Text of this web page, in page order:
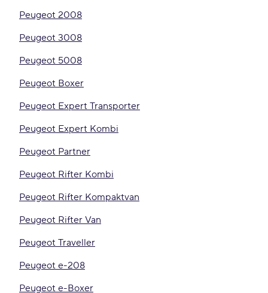
Peugeot 2008
Peugeot 3008
Peugeot 5008
Peugeot Boxer
Peugeot Expert Transporter
Peugeot Expert Kombi
Peugeot Partner
Peugeot Rifter Kombi
Peugeot Rifter Kompaktvan
Peugeot Rifter Van
Peugeot Traveller
Peugeot e-208
Peugeot e-Boxer